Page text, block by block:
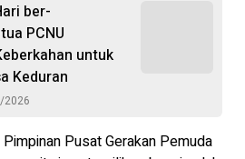
ber-
PCNU
untuk
Keduran
2026
Pusat Gerakan Pemuda